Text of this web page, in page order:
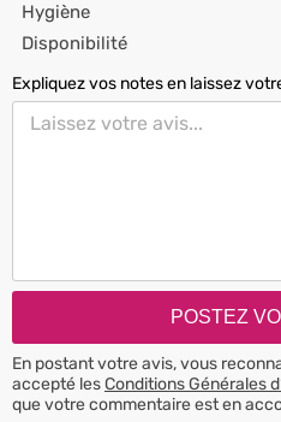
Hygiène
Disponibilité
Expliquez vos notes en laissez
En postant votre avis, vous
accepté lesConditions Générales
que votre commentaire est en